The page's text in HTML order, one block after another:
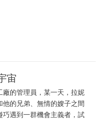
宙
廠的管理員，某一天，拉妮
的兄弟、無情的嫂子之間
巧遇到一群機會主義者，試